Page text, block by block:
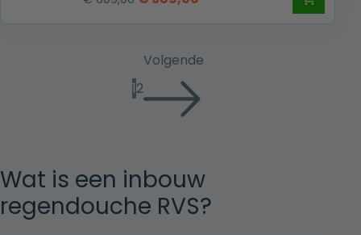
€ 609,00.€ 389,00.
12
Volgende
Wat is een inbouw
regendouche RVS?